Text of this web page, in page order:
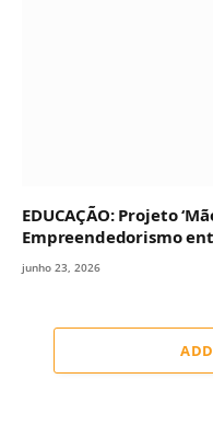
EDUCAÇÃO: Projeto
Empreendedorismo
junho 23, 2026